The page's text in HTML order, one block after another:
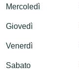
Mercoledì
Giovedì
Venerdì
Sabato